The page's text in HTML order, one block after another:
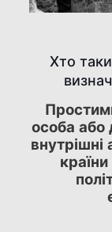
Хто
особа або
внутрішні